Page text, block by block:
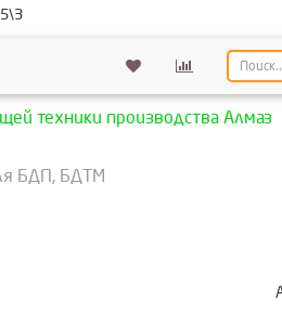
5\3
техники производства Алмаз
БДП, БДТМ